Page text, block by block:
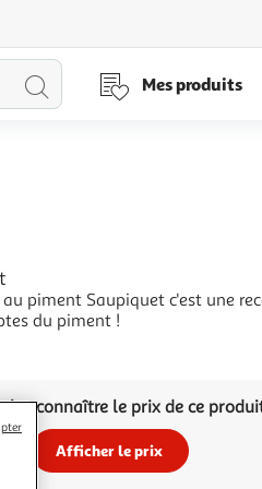
Lancer
Mes produits
au piment Saupiquet c'est une
du piment !
connaître le prix de ce
Afficher le prix